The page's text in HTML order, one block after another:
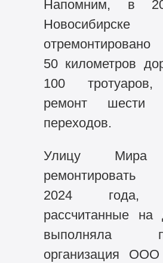
Напомним, в
Новосибирске
50 километров
100 тротуаров,
ремонт шести
переходов.
Улицу Мира
2024 года,
рассчитанные на
выполняла
организация